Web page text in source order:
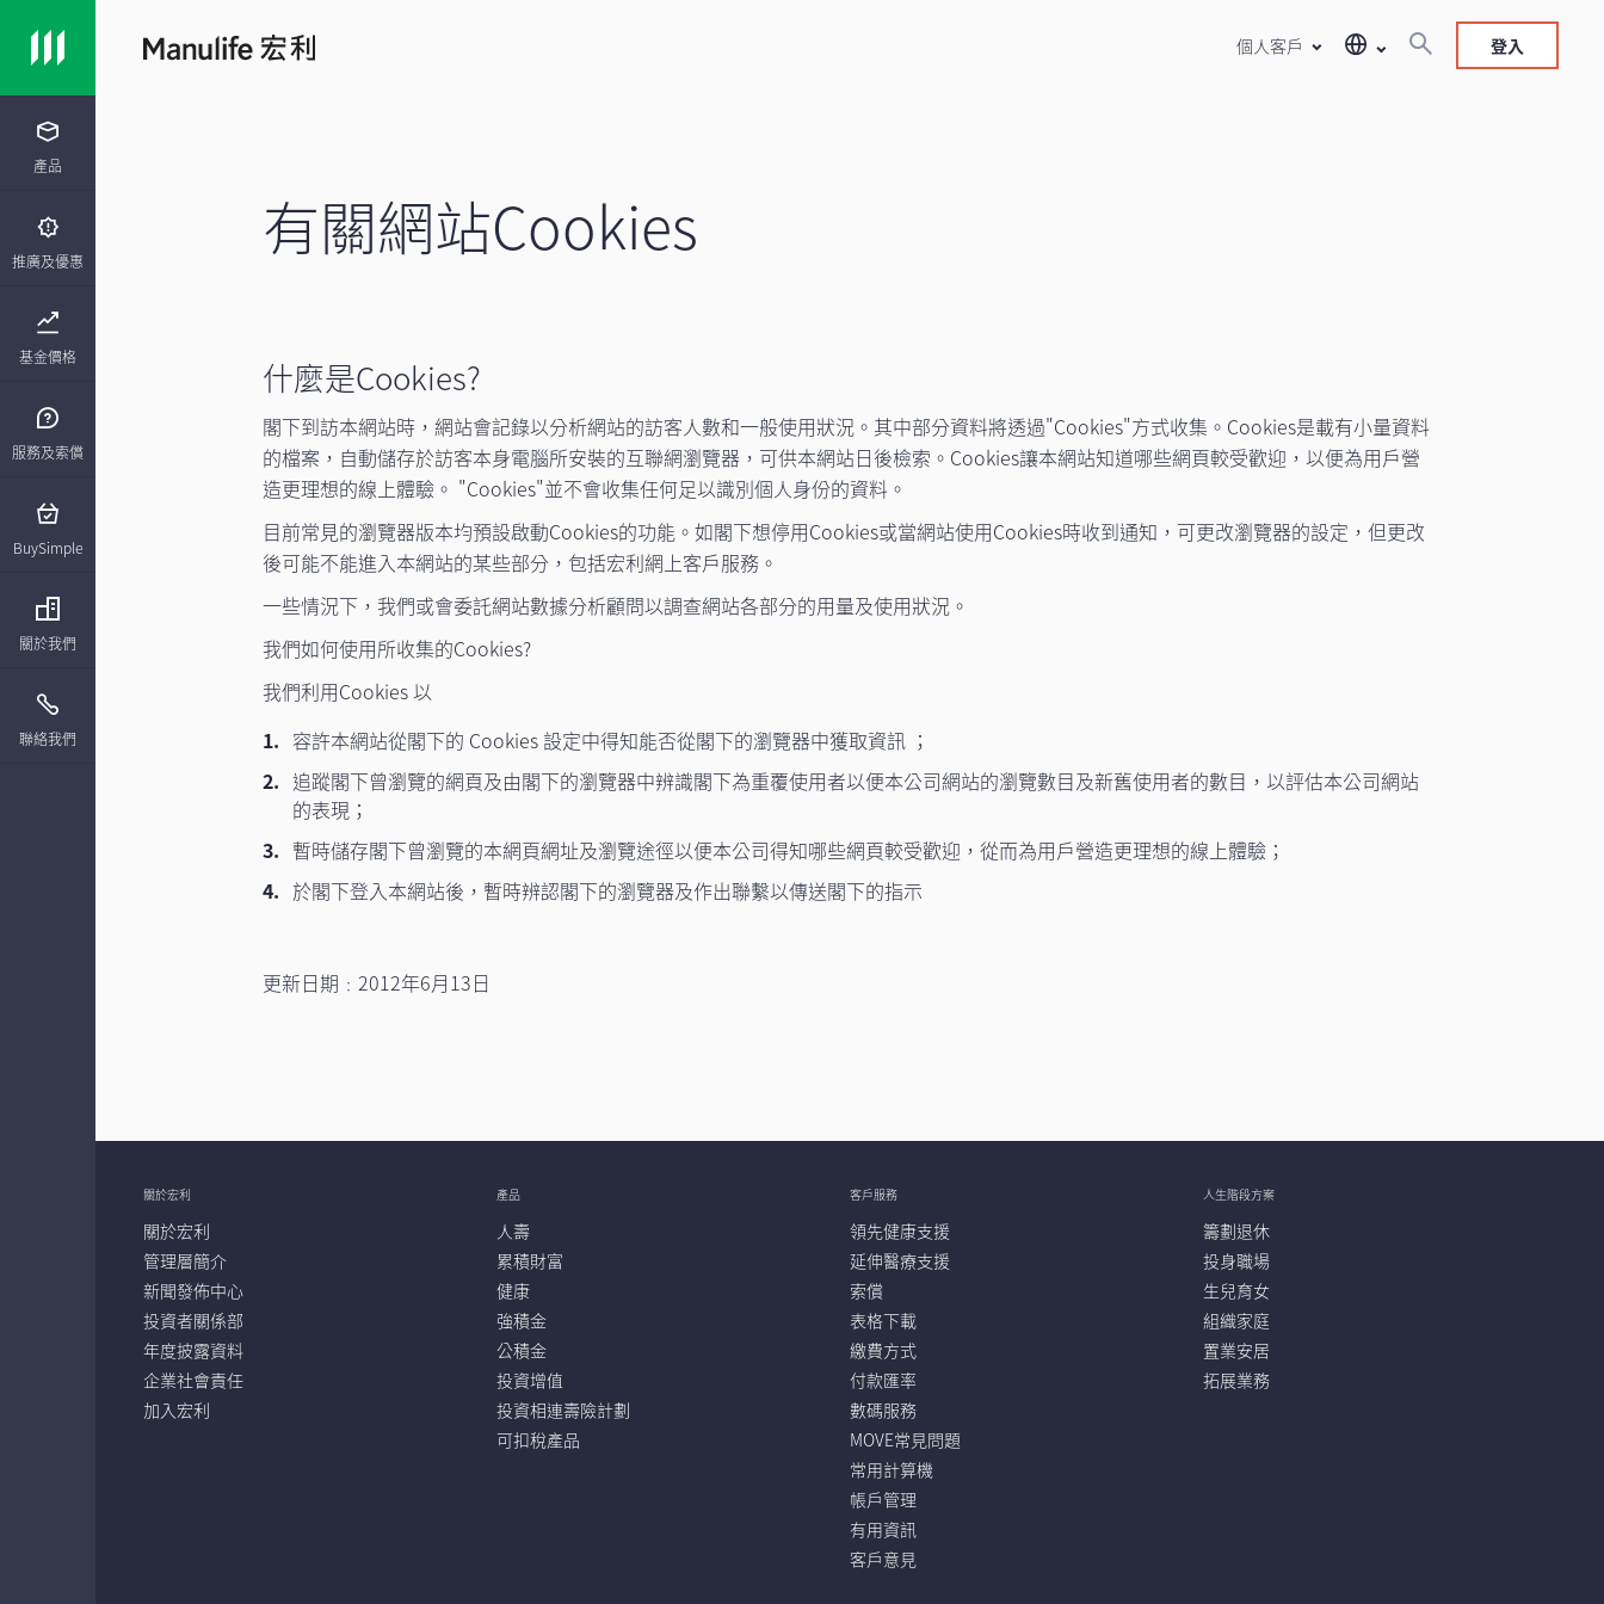
產品
推廣及優惠
基金價格
服務及索償
BuySimple
關於我們
聯絡我們
個人客戶 登入
有關網站Cookies
什麼是Cookies?
閣下到訪本網站時，網站會記錄以分析網站的訪客人數和一般使用狀況。其中部分資料將透過"Cookies"方式收集。Cookies是載有小量資料
的檔案，自動儲存於訪客本身電腦所安裝的互聯網瀏覽器，可供本網站日後檢索。Cookies讓本網站知道哪些網頁較受歡迎，以便為用戶營
造更理想的線上體驗。 "Cookies"並不會收集任何足以識別個人身份的資料。
目前常見的瀏覽器版本均預設啟動Cookies的功能。如閣下想停用Cookies或當網站使用Cookies時收到通知，可更改瀏覽器的設定，但更改
後可能不能進入本網站的某些部分，包括宏利網上客戶服務。
一些情況下，我們或會委託網站數據分析顧問以調查網站各部分的用量及使用狀況。
我們如何使用所收集的Cookies?
我們利用Cookies 以
容許本網站從閣下的 Cookies 設定中得知能否從閣下的瀏覽器中獲取資訊 ；
追蹤閣下曾瀏覽的網頁及由閣下的瀏覽器中辨識閣下為重覆使用者以便本公司網站的瀏覽數目及新舊使用者的數目，以評估本公司網站
的表現；
暫時儲存閣下曾瀏覽的本網頁網址及瀏覽途徑以便本公司得知哪些網頁較受歡迎，從而為用戶營造更理想的線上體驗；
於閣下登入本網站後，暫時辨認閣下的瀏覽器及作出聯繫以傳送閣下的指示
更新日期﹕2012年6月13日
關於宏利
關於宏利
管理層簡介
新聞發佈中心
投資者關係部
年度披露資料
企業社會責任
加入宏利
產品
人壽
累積財富
健康
強積金
公積金
投資增值
投資相連壽險計劃
可扣稅產品
客戶服務
領先健康支援
延伸醫療支援
索償
表格下載
繳費方式
付款匯率
數碼服務
MOVE常見問題
常用計算機
帳戶管理
有用資訊
客戶意見
人生階段方案
籌劃退休
投身職場
生兒育女
組織家庭
置業安居
拓展業務